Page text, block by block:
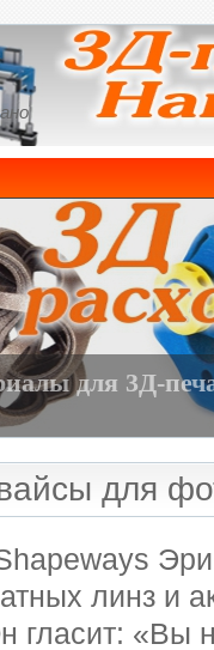
для
линз и
гласит: «Вы